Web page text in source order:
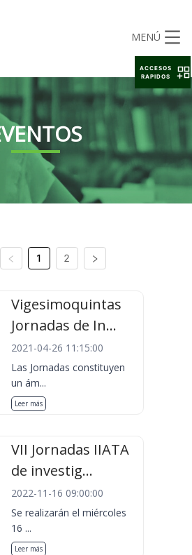
MENÚ
1 2
Vigesimoquintas
Jornadas de In...
2021-04-26 11:15:00
Las Jornadas constituyen
un ám...
Leer más
VII Jornadas IIATA
de investig...
2022-11-16 09:00:00
Se realizarán el miércoles
16 ...
Leer más
ACCESOS
RAPIDOS